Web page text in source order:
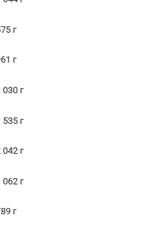
г
г
030 г
535 г
042 г
062 г
г